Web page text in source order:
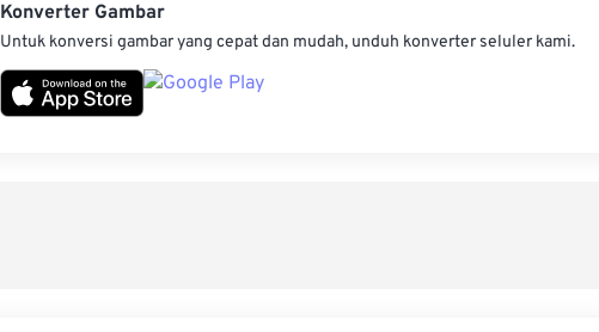
Konverter Gambar
Untuk konversi gambar yang cepat dan mudah, unduh konverter seluler kami.